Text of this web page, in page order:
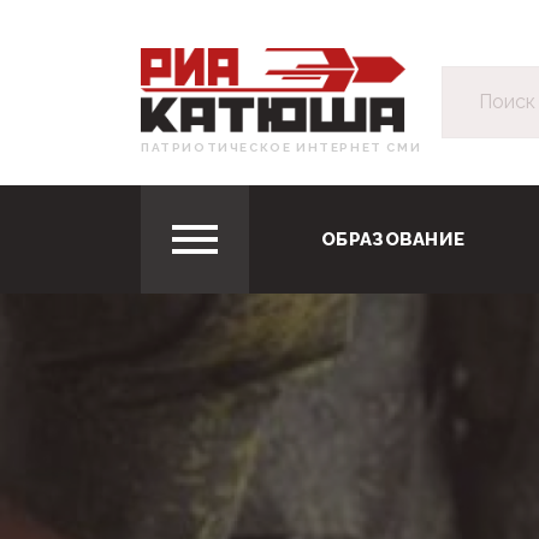
ПАТРИОТИЧЕСКОЕ ИНТЕРНЕТ СМИ
ОБРАЗОВАНИЕ